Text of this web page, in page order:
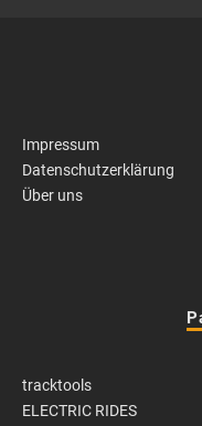
Impressum
Datenschutzerklärung
Über uns
tracktools
ELECTRIC RIDES